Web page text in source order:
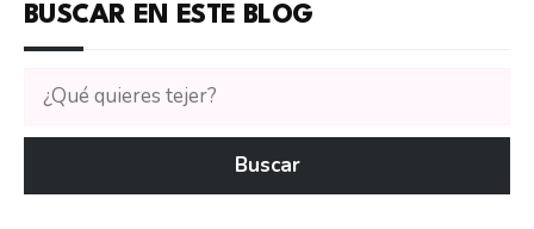
BUSCAR EN ESTE BLOG
Buscar
tutoriales
en
Buscar